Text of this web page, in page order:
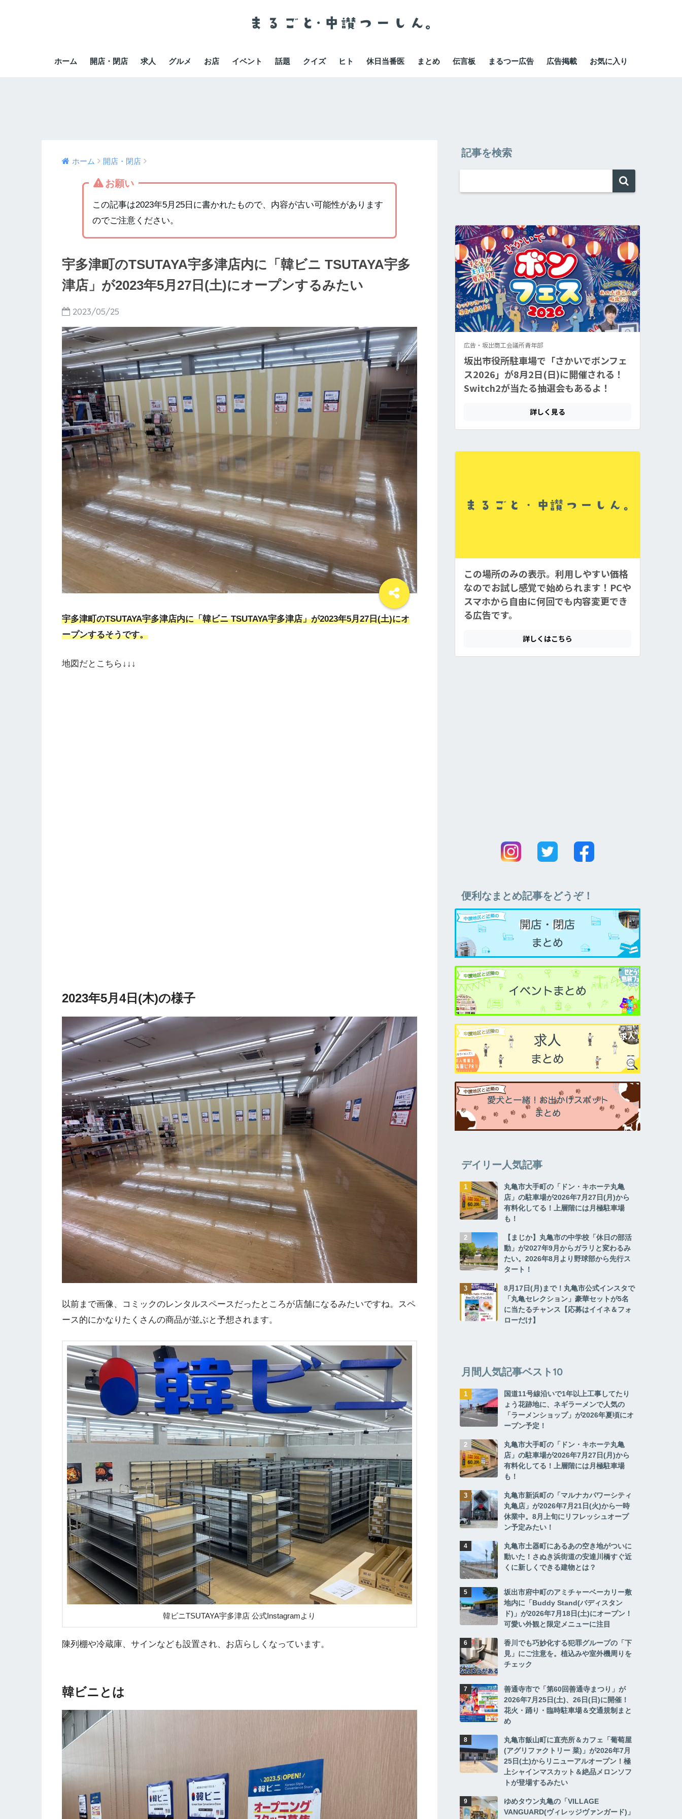
ホーム 開店・閉店 求人 グルメ お店 イベント 話題 クイズ ヒト 休日当番医 まとめ 伝言板 まるつー広告 広告掲載 お気に入り
ホーム 開店・閉店
お願い
この記事は2023年5月25日に書かれたもので、内容が古い可能性があります
のでご注意ください。
宇多津町のTSUTAYA宇多津店内に「韓ビニ TSUTAYA宇多
津店」が2023年5月27日(土)にオープンするみたい
2023/05/25
宇多津町のTSUTAYA宇多津店内に「韓ビニ TSUTAYA宇多津店」が2023年5月27日(土)にオ
ープンするそうです。
地図だとこちら↓↓↓
2023年5月4日(木)の様子
以前まで画像、コミックのレンタルスペースだったところが店舗になるみたいですね。スペ
ース的にかなりたくさんの商品が並ぶと予想されます。
韓ビニTSUTAYA宇多津店 公式Instagramより
陳列棚や冷蔵庫、サインなども設置され、お店らしくなっています。
韓ビニとは
記事を検索
便利なまとめ記事をどうぞ！
デイリー人気記事
丸亀市大手町の「ドン・キホーテ丸亀
店」の駐車場が2026年7月27日(月)から
有料化してる！上層階には月極駐車場
も！
【まじか】丸亀市の中学校「休日の部活
動」が2027年9月からガラリと変わるみ
たい。2026年8月より野球部から先行ス
タート！
8月17日(月)まで！丸亀市公式インスタで
「丸亀セレクション」豪華セットが5名
に当たるチャンス【応募はイイネ＆フォ
ローだけ】
月間人気記事ベスト10
国道11号線沿いで1年以上工事してたり
ょう花跡地に、ネギラーメンで人気の
「ラーメンショップ」が2026年夏頃にオ
ープン予定！
丸亀市大手町の「ドン・キホーテ丸亀
店」の駐車場が2026年7月27日(月)から
有料化してる！上層階には月極駐車場
も！
丸亀市新浜町の「マルナカパワーシティ
丸亀店」が2026年7月21日(火)から一時
休業中。8月上旬にリフレッシュオープ
ン予定みたい！
丸亀市土器町にあるあの空き地がついに
動いた！さぬき浜街道の安達川橋すぐ近
くに新しくできる建物とは？
坂出市府中町のアミチャーベーカリー敷
地内に「Buddy Stand(バディスタン
ド)」が2026年7月18日(土)にオープン！
可愛い外観と限定メニューに注目
香川でも巧妙化する犯罪グループの「下
見」にご注意を。植込みや室外機周りを
チェック
善通寺市で「第60回善通寺まつり」が
2026年7月25日(土)、26日(日)に開催！
花火・踊り・臨時駐車場＆交通規制まと
め
丸亀市飯山町に直売所＆カフェ「葡萄屋
(アグリファクトリー 菜)」が2026年7月
25日(土)からリニューアルオープン！極
上シャインマスカット＆絶品メロンソフ
トが登場するみたい
ゆめタウン丸亀の「VILLAGE
VANGUARD(ヴィレッジヴァンガード)」